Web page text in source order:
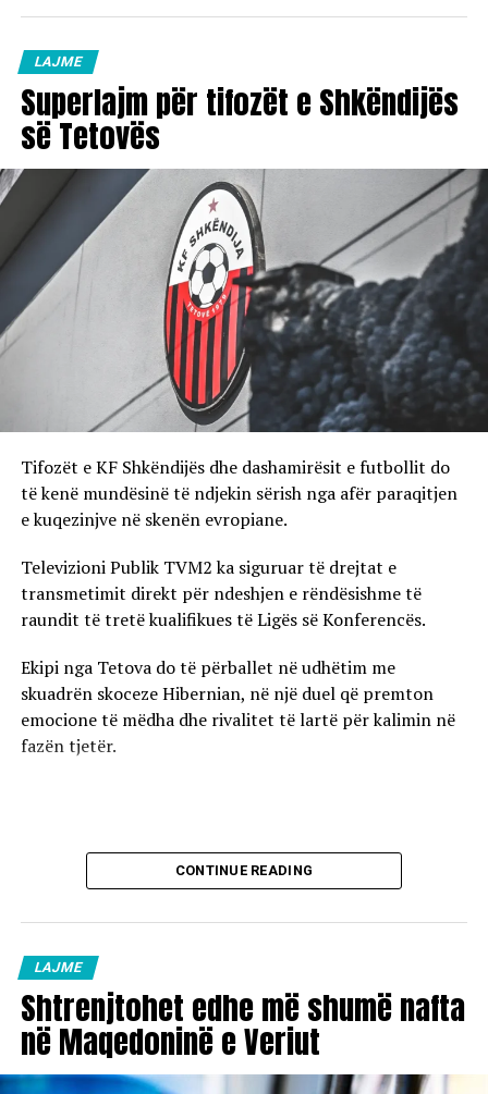
LAJME
Superlajm për tifozët e Shkëndijës
së Tetovës
Tifozët e KF Shkëndijës dhe dashamirësit e futbollit do
të kenë mundësinë të ndjekin sërish nga afër paraqitjen
e kuqezinjve në skenën evropiane.
Televizioni Publik TVM2 ka siguruar të drejtat e
transmetimit direkt për ndeshjen e rëndësishme të
raundit të tretë kualifikues të Ligës së Konferencës.
Ekipi nga Tetova do të përballet në udhëtim me
skuadrën skoceze Hibernian, në një duel që premton
emocione të mëdha dhe rivalitet të lartë për kalimin në
fazën tjetër.
CONTINUE READING
LAJME
Shtrenjtohet edhe më shumë nafta
në Maqedoninë e Veriut